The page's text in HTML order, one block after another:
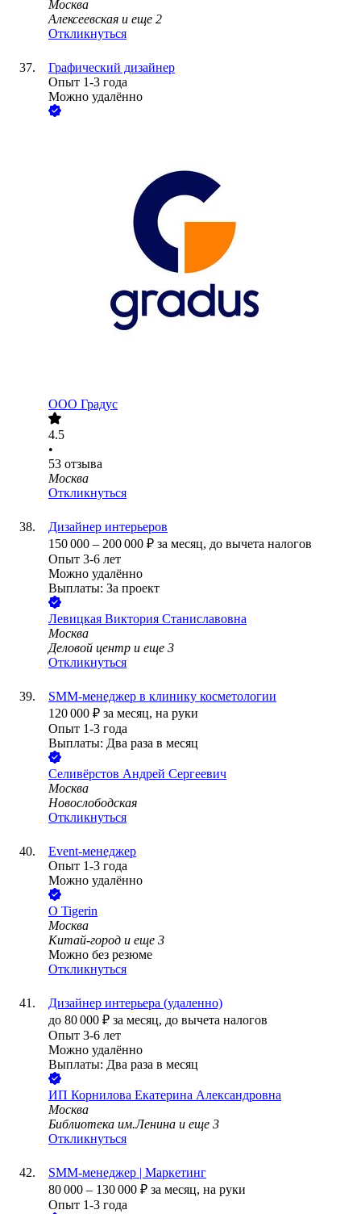
Москва
Алексеевская и еще 2
Откликнуться
Графический дизайнер
Опыт 1-3 года
Можно удалённо
ООО Градус
4.5
•
53 отзыва
Москва
Откликнуться
Дизайнер интерьеров
150 000 – 200 000 ₽ за месяц, до вычета налогов
Опыт 3-6 лет
Можно удалённо
Выплаты: За проект
Левицкая Виктория Станиславовна
Москва
Деловой центр и еще 3
Откликнуться
SMM-менеджер в клинику косметологии
120 000 ₽ за месяц, на руки
Опыт 1-3 года
Выплаты: Два раза в месяц
Селивёрстов Андрей Сергеевич
Москва
Новослободская
Откликнуться
Event-менеджер
Опыт 1-3 года
Можно удалённо
О Tigerin
Москва
Китай-город и еще 3
Можно без резюме
Откликнуться
Дизайнер интерьера (удаленно)
до 80 000 ₽ за месяц, до вычета налогов
Опыт 3-6 лет
Можно удалённо
Выплаты: Два раза в месяц
ИП Корнилова Екатерина Александровна
Москва
Библиотека им.Ленина и еще 3
Откликнуться
SMM-менеджер | Маркетинг
80 000 – 130 000 ₽ за месяц, на руки
Опыт 1-3 года